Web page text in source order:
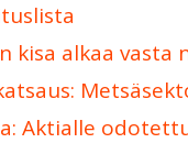
kisa alkaa vasta
Aktialle